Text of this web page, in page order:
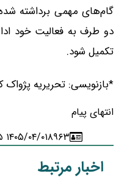
گام‌های مهمی برداشته
دو طرف به فعالیت خود
تکمیل شود.
*بازنویسی: تحریریه پژواک
انتهای پیام
۸۹۶۳۱۴۰۵/۰۴/۰۱ ۱۳:۱۶:۰۵
اخبار مرتبط